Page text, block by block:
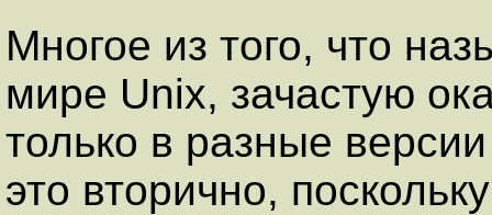
Многое из того, что
мире Unix, зачастую
только в разные
это вторично,